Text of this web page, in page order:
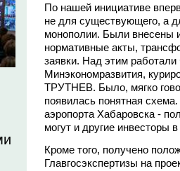
По нашей инициативе
не для существующего, а
монополии. Были внесены
нормативные акты,
заявки. Над этим
Минэкономразвития,
ТРУТНЕВ. Было, мягко
появилась понятная
аэропорта Хабаровска -
могут и другие инвесторы
Кроме того, получено
Главгосэкспертизы на